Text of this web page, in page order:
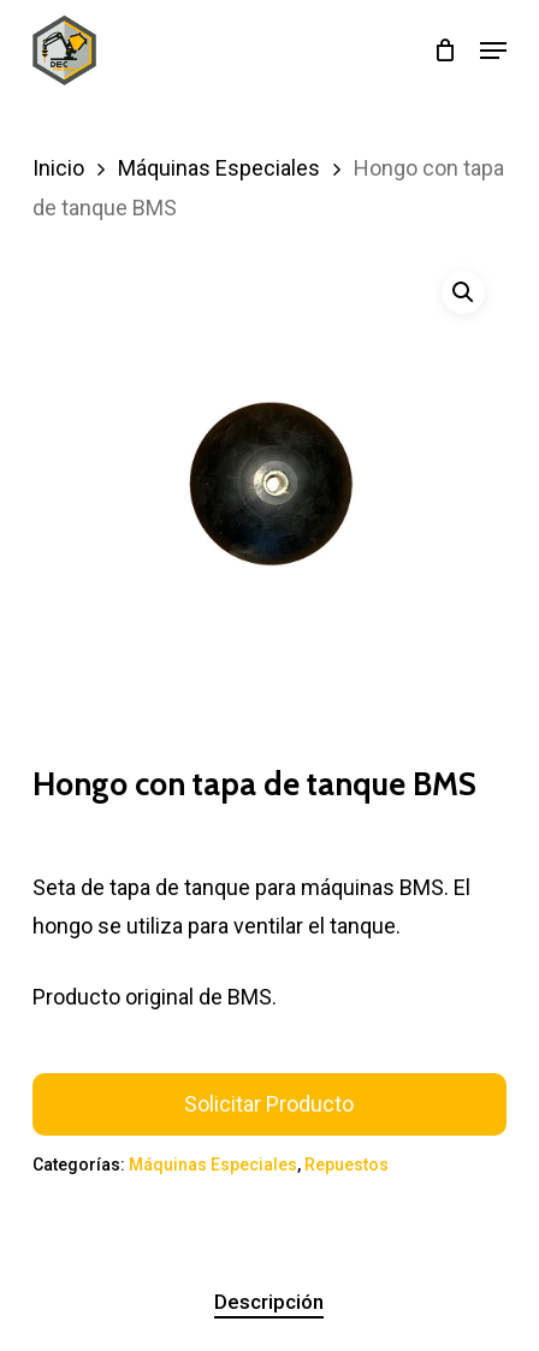
Menu
Inicio Máquinas Especiales
Hongo con tapa
de tanque BMS
Hongo con tapa de tanque BMS
Seta de tapa de tanque para máquinas BMS. El
hongo se utiliza para ventilar el tanque.
Producto original de BMS.
Solicitar Producto
Categorías: Máquinas Especiales, Repuestos
Descripción